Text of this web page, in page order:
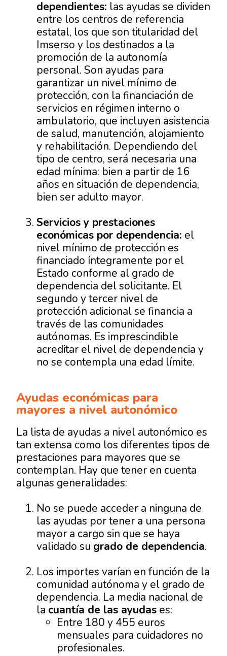
dependientes: las ayudas se dividen
entre los centros de referencia
estatal, los que son titularidad del
Imserso y los destinados a la
promoción de la autonomía
personal. Son ayudas para
garantizar un nivel mínimo de
protección, con la financiación de
servicios en régimen interno o
ambulatorio, que incluyen asistencia
de salud, manutención, alojamiento
y rehabilitación. Dependiendo del
tipo de centro, será necesaria una
edad mínima: bien a partir de 16
años en situación de dependencia,
bien ser adulto mayor.
Servicios y prestaciones
económicas por dependencia: el
nivel mínimo de protección es
financiado íntegramente por el
Estado conforme al grado de
dependencia del solicitante. El
segundo y tercer nivel de
protección adicional se financia a
través de las comunidades
autónomas. Es imprescindible
acreditar el nivel de dependencia y
no se contempla una edad límite.
Ayudas económicas para
mayores a nivel autonómico
La lista de ayudas a nivel autonómico es
tan extensa como los diferentes tipos de
prestaciones para mayores que se
contemplan. Hay que tener en cuenta
algunas generalidades:
No se puede acceder a ninguna de
las ayudas por tener a una persona
mayor a cargo sin que se haya
validado su grado de dependencia.
Los importes varían en función de la
comunidad autónoma y el grado de
dependencia. La media nacional de
la cuantía de las ayudas es:
Entre 180 y 455 euros
mensuales para cuidadores no
profesionales.